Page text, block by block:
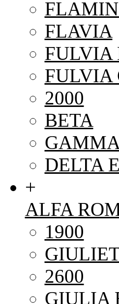
FLAVIA
FULVIA
FULVIA
2000
BETA
DELTA
+
ALFA
1900
2600
GIULIA